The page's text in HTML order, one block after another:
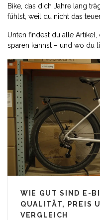
Bike, das dich Jahre lang
fühlst, weil du nicht das
Unten findest du alle
sparen kannst – und wo du
WIE GUT SIND E-
QUALITÄT, PREIS
VERGLEICH